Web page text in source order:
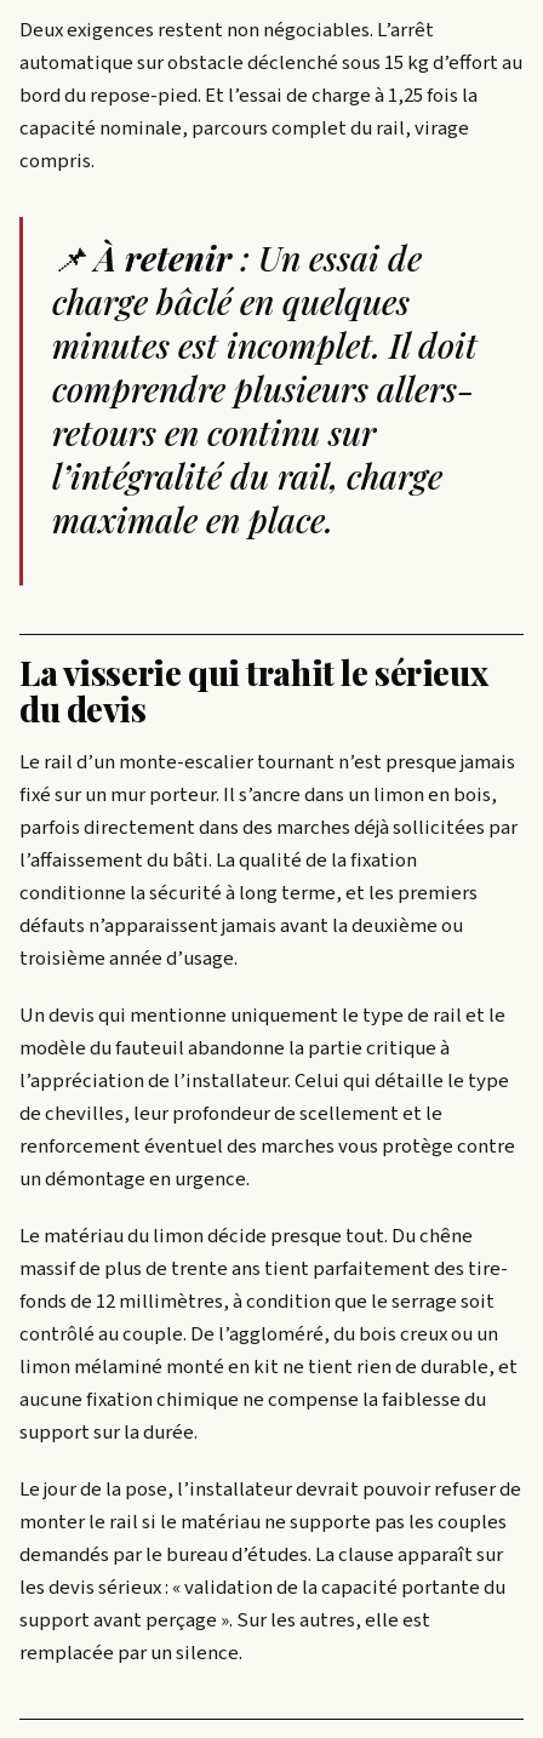
Deux exigences restent non négociables. L’arrêt
automatique sur obstacle déclenché sous 15 kg d’effort au
bord du repose-pied. Et l’essai de charge à 1,25 fois la
capacité nominale, parcours complet du rail, virage
compris.
📌À retenir: Un essai de
charge bâclé en quelques
minutes est incomplet. Il doit
comprendre plusieurs allers-
retours en continu sur
l’intégralité du rail, charge
maximale en place.
La visserie qui trahit le sérieux
du devis
Le rail d’un monte-escalier tournant n’est presque jamais
fixé sur un mur porteur. Il s’ancre dans un limon en bois,
parfois directement dans des marches déjà sollicitées par
l’affaissement du bâti. La qualité de la fixation
conditionne la sécurité à long terme, et les premiers
défauts n’apparaissent jamais avant la deuxième ou
troisième année d’usage.
Un devis qui mentionne uniquement le type de rail et le
modèle du fauteuil abandonne la partie critique à
l’appréciation de l’installateur. Celui qui détaille le type
de chevilles, leur profondeur de scellement et le
renforcement éventuel des marches vous protège contre
un démontage en urgence.
Le matériau du limon décide presque tout. Du chêne
massif de plus de trente ans tient parfaitement des tire-
fonds de 12 millimètres, à condition que le serrage soit
contrôlé au couple. De l’aggloméré, du bois creux ou un
limon mélaminé monté en kit ne tient rien de durable, et
aucune fixation chimique ne compense la faiblesse du
support sur la durée.
Le jour de la pose, l’installateur devrait pouvoir refuser de
monter le rail si le matériau ne supporte pas les couples
demandés par le bureau d’études. La clause apparaît sur
les devis sérieux : « validation de la capacité portante du
support avant perçage ». Sur les autres, elle est
remplacée par un silence.